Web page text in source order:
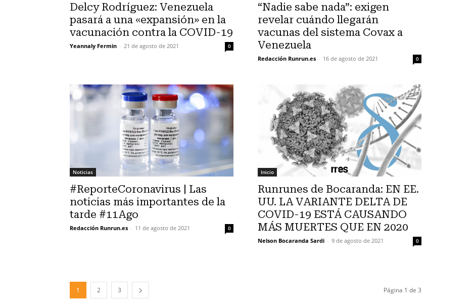
Delcy Rodríguez: Venezuela
pasará a una «expansión» en la
vacunación contra la COVID-19
Yeannaly Fermin - 21 de agosto de 2021 0
“Nadie sabe nada”: exigen
revelar cuándo llegarán
vacunas del sistema Covax a
Venezuela
Redacción Runrun.es - 16 de agosto de 2021 0
Noticias
#ReporteCoronavirus | Las
noticias más importantes de la
tarde #11Ago
Redacción Runrun.es - 11 de agosto de 2021 0
Inicio
Runrunes de Bocaranda: EN EE.
UU. LA VARIANTE DELTA DE
COVID-19 ESTÁ CAUSANDO
MÁS MUERTES QUE EN 2020
Nelson Bocaranda Sardi - 9 de agosto de 2021 0
1 2 3 Página 1 de 3